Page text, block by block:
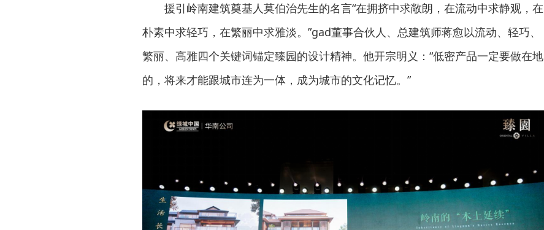
援引岭南建筑奠基人莫伯治先生的名言“在拥挤中求敞朗，在流动中求静观，在
朴素中求轻巧，在繁丽中求雅淡。”gad董事合伙人、总建筑师蒋愈以流动、轻巧、
繁丽、高雅四个关键词锚定臻园的设计精神。他开宗明义：“低密产品一定要做在地
的，将来才能跟城市连为一体，成为城市的文化记忆。”